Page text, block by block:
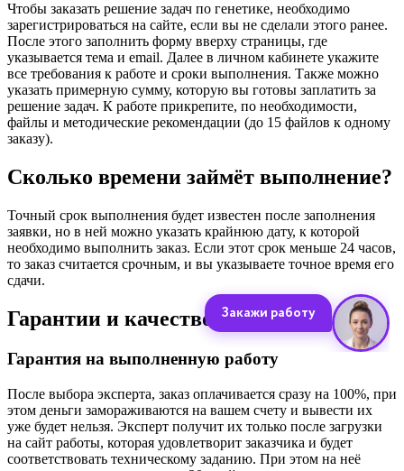
Чтобы заказать решение задач по генетике, необходимо
зарегистрироваться на сайте, если вы не сделали этого ранее.
После этого заполнить форму вверху страницы, где
указывается тема и email. Далее в личном кабинете укажите
все требования к работе и сроки выполнения. Также можно
указать примерную сумму, которую вы готовы заплатить за
решение задач. К работе прикрепите, по необходимости,
файлы и методические рекомендации (до 15 файлов к одному
заказу).
Сколько времени займёт выполнение?
Точный срок выполнения будет известен после заполнения
заявки, но в ней можно указать крайнюю дату, к которой
необходимо выполнить заказ. Если этот срок меньше 24 часов,
то заказ считается срочным, и вы указываете точное время его
сдачи.
Гарантии и качество
Гарантия на выполненную работу
После выбора эксперта, заказ оплачивается сразу на 100%, при
этом деньги замораживаются на вашем счету и вывести их
уже будет нельзя. Эксперт получит их только после загрузки
на сайт работы, которая удовлетворит заказчика и будет
соответствовать техническому заданию. При этом на неё